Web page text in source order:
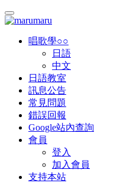
唱歌學○○
日語
中文
日語教室
訊息公告
常見問題
錯誤回報
Google站內查詢
會員
登入
加入會員
支持本站